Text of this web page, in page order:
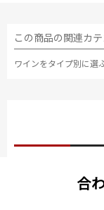
この商品の関連カテ
ワインをタイプ別に選
合